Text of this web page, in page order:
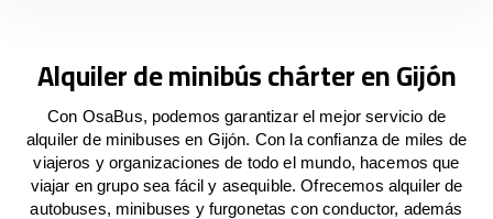
Alquiler de minibús chárter en Gijón
Con OsaBus, podemos garantizar el mejor servicio de
alquiler de minibuses en Gijón. Con la confianza de miles de
viajeros y organizaciones de todo el mundo, hacemos que
viajar en grupo sea fácil y asequible. Ofrecemos alquiler de
autobuses, minibuses y furgonetas con conductor, además